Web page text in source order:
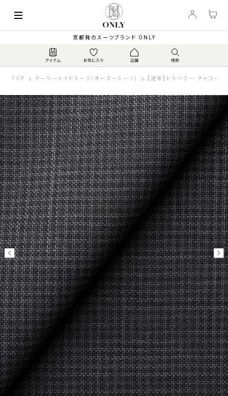
京都発のスーツブランド ONLY
TOP テーラーメイドスーツ(オーダースーツ) 【通年】トラベラー チャコー